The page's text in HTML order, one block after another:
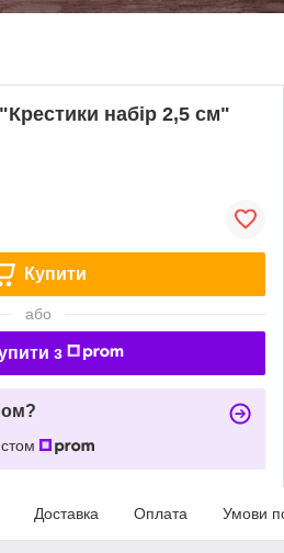
набір 2,5 см"
Купити
або
з
Доставка Оплата Умови